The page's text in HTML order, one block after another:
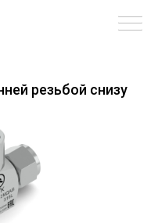
резьбой снизу